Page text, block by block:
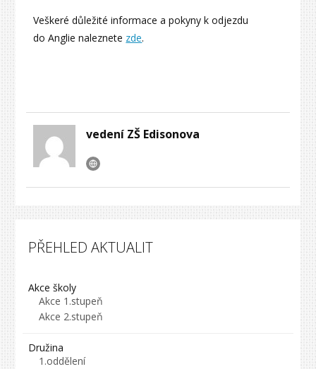
Veškeré důležité informace a pokyny k odjezdu
do Anglie naleznete zde.
vedení ZŠ Edisonova
PŘEHLED AKTUALIT
Akce školy
Akce 1.stupeň
Akce 2.stupeň
Družina
1.oddělení